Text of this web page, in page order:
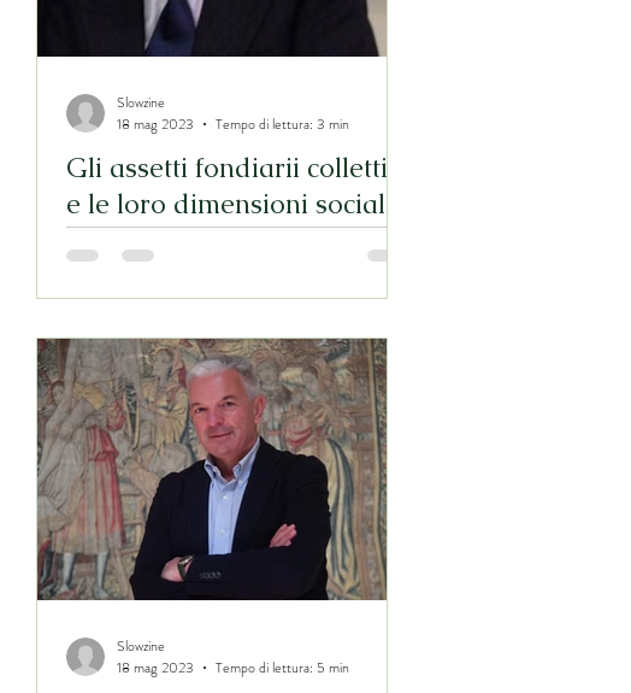
Gli assetti fondiarii collettivi
e le loro dimensioni sociale
e ambientale
Slowzine
18 mag 2023
Tempo di lettura: 3 min
Slowzine
18 mag 2023
Tempo di lettura: 5 min